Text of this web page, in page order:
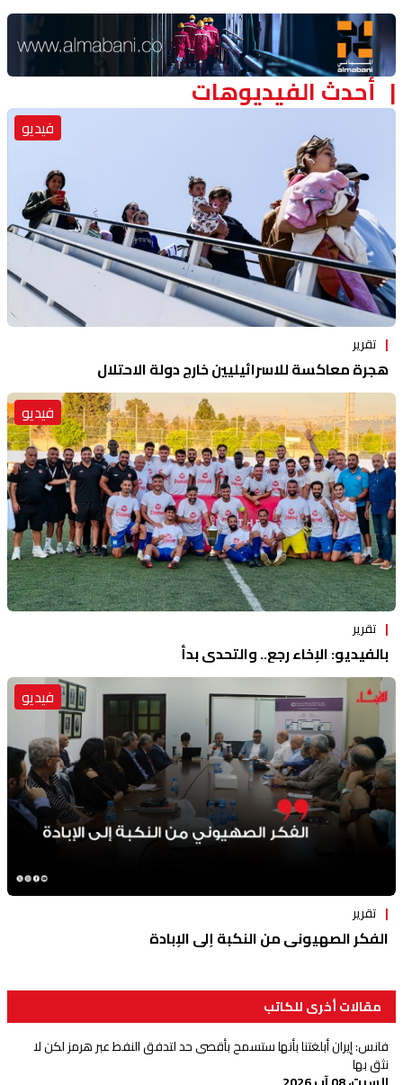
Advertisement Section
أحدث الفيديوهات
فيديو
تقرير
هجرة معاكسة للاسرائيليين خارج دولة الاحتلال
فيديو
تقرير
بالفيديو: الإخاء رجع.. والتحدي بدأ
فيديو
تقرير
الفكر الصهيوني من النكبة إلى الإبادة
مقالات أخرى للكاتب
‏فانس: إيران أبلغتنا بأنها ستسمح بأقصى حد لتدفق النفط عبر هرمز لكن لا
نثق بها